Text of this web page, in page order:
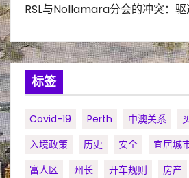
RSL与Nollamara分会的冲突：
标签
Covid-19 Perth 中澳关系
入境政策
历史 安全 宜居城
富人区
州长 开车规则 房产